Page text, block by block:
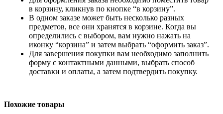
в корзину, кликнув по кнопке “в корзину”.
В одном заказе может быть несколько разных
предметов, все они хранятся в корзине. Когда вы
определились с выбором, вам нужно нажать на
иконку “корзина” и затем выбрать “оформить заказ”.
Для завершения покупки вам необходимо заполнить
форму с контактными данными, выбрать способ
доставки и оплаты, а затем подтвердить покупку.
Похожие товары